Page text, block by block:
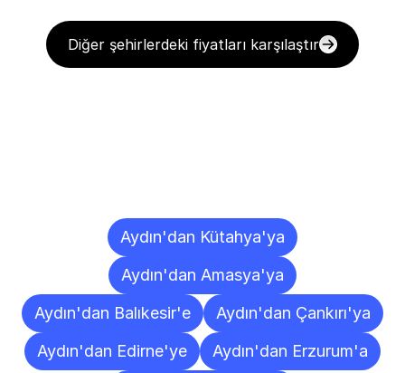
Diğer şehirlerdeki fiyatları karşılaştır
Aydın'dan Kütahya'ya
Aydın'dan Amasya'ya
Aydın'dan Balıkesir'e
Aydın'dan Çankırı'ya
Aydın'dan Edirne'ye
Aydın'dan Erzurum'a